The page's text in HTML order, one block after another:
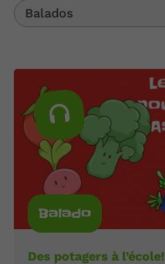
Balados
Balado
Des potagers à l’école!